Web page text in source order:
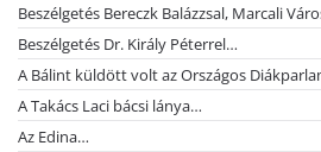
Beszélgetés Bereczk Balázzsal, Marcali
Beszélgetés Dr. Király Péterrel…
A Bálint küldött volt az Országos
A Takács Laci bácsi lánya…
Az Edina…